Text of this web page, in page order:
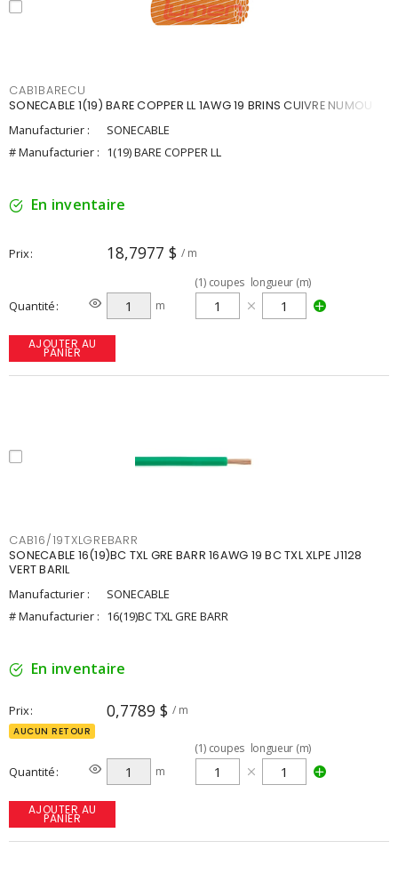
CAB1BARECU
SONECABLE 1(19) BARE COPPER LL 1AWG 19 BRINS CUIVRE NUMOU
Manufacturier :
SONECABLE
# Manufacturier : 1(19) BARE COPPER LL
En inventaire
Prix 18,7977 $ / m
Quantité m
(1) coupes longueur (m)
AJOUTER AU
PANIER
CAB16/19TXLGREBARR
SONECABLE 16(19)BC TXL GRE BARR 16AWG 19 BC TXL XLPE J1128
VERT BARIL
Manufacturier :
SONECABLE
# Manufacturier : 16(19)BC TXL GRE BARR
En inventaire
Prix 0,7789 $ / m
AUCUN RETOUR
Quantité m
(1) coupes longueur (m)
AJOUTER AU
PANIER